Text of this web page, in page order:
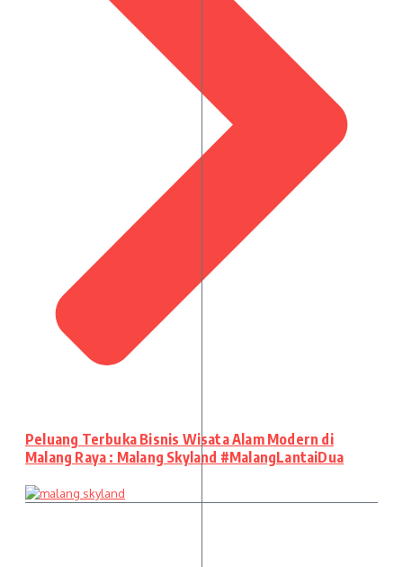
Peluang Terbuka Bisnis Wisata Alam Modern di
Malang Raya : Malang Skyland #MalangLantaiDua